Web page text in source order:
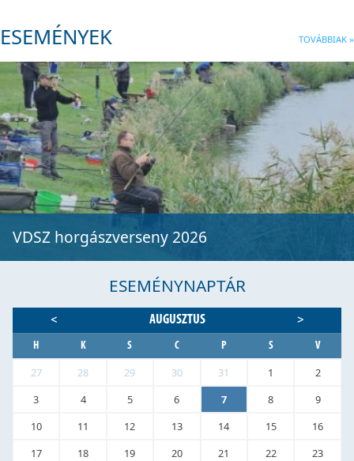
ESEMÉNYEK TOVÁBBIAK »
VDSZ horgászverseny 2026
ESEMÉNYNAPTÁR
< AUGUSZTUS >
H K S C P S V
27 28 29 30 31 1
2
3
4 5 6 7 8
9
10
11 12 13 14 15
16
17
18 19 20 21 22
23